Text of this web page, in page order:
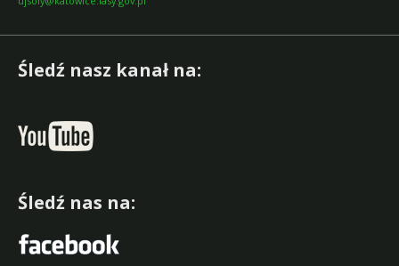
Śledź nasz kanał na:
Śledź nas na: